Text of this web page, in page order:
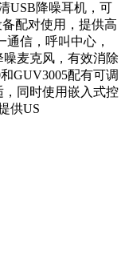
USB降噪耳机，可
配对使用，提供高
信，呼叫中心，
麦克风，有效消除
GUV3005配有可调
同时使用嵌入式控
供US